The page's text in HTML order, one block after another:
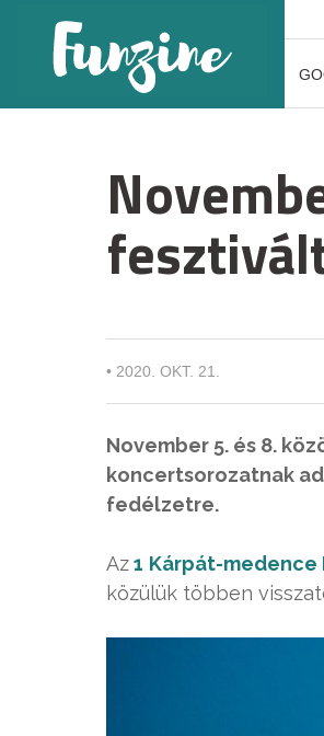
• 2020. OKT. 21.
November 5. és 8.
koncertsorozatnak
fedélzetre.
Az1 Kárpát-medence
közülük többen